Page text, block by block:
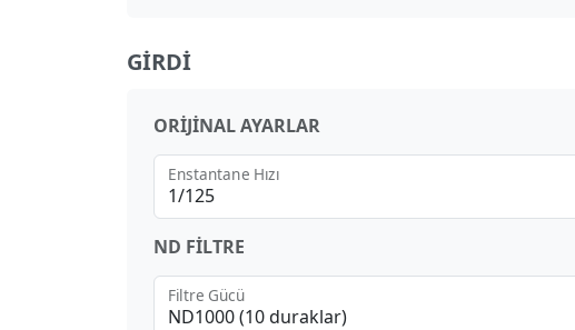
GIRDI
ORIJINAL AYARLAR
1/125
Enstantane Hızı
ND FILTRE
ND1000 (10 duraklar)
Filtre Gücü